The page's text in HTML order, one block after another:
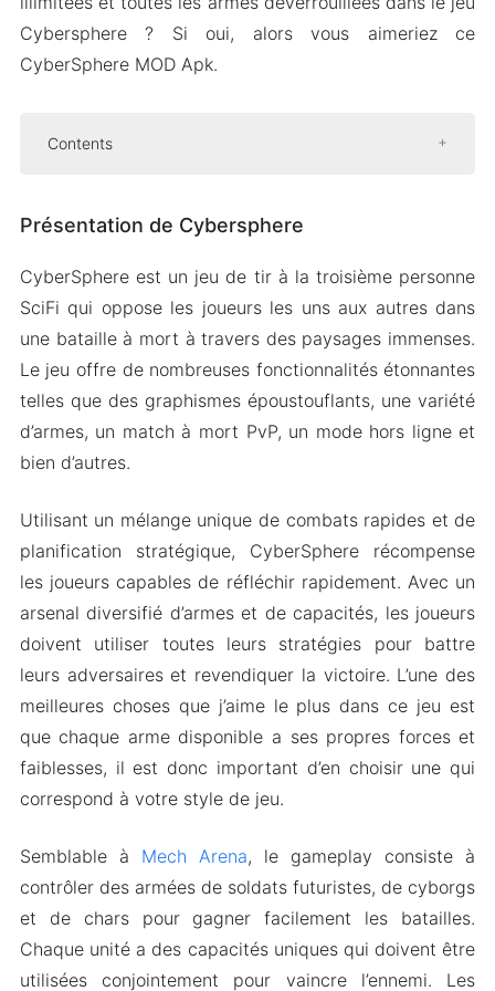
Cybersphere ? Si oui, alors vous aimeriez ce
CyberSphere MOD Apk.
Contents
Commandes faciles
Multijoueur multiplateforme
Profitez du jeu en mode hors ligne
Variété d’armes
Version Mod APK de Combat of CyberSphere
Caractéristiques du Mod
Télécharger CyberSphere MOD Apk pour
Android 2024
Présentation de Cybersphere
CyberSphere est un jeu de tir à la troisième personne
SciFi qui oppose les joueurs les uns aux autres dans
une bataille à mort à travers des paysages immenses.
Le jeu offre de nombreuses fonctionnalités étonnantes
telles que des graphismes époustouflants, une variété
d’armes, un match à mort PvP, un mode hors ligne et
bien d’autres.
Utilisant un mélange unique de combats rapides et de
planification stratégique, CyberSphere récompense
les joueurs capables de réfléchir rapidement. Avec un
arsenal diversifié d’armes et de capacités, les joueurs
doivent utiliser toutes leurs stratégies pour battre
leurs adversaires et revendiquer la victoire. L’une des
meilleures choses que j’aime le plus dans ce jeu est
que chaque arme disponible a ses propres forces et
faiblesses, il est donc important d’en choisir une qui
correspond à votre style de jeu.
Semblable à Mech Arena, le gameplay consiste à
contrôler des armées de soldats futuristes, de cyborgs
et de chars pour gagner facilement les batailles.
Chaque unité a des capacités uniques qui doivent être
utilisées conjointement pour vaincre l’ennemi. Les